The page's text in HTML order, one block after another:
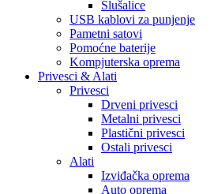
Slušalice
USB kablovi za punjenje
Pametni satovi
Pomoćne baterije
Kompjuterska oprema
Privesci & Alati
Privesci
Drveni privesci
Metalni privesci
Plastični privesci
Ostali privesci
Alati
Izviđačka oprema
Auto oprema